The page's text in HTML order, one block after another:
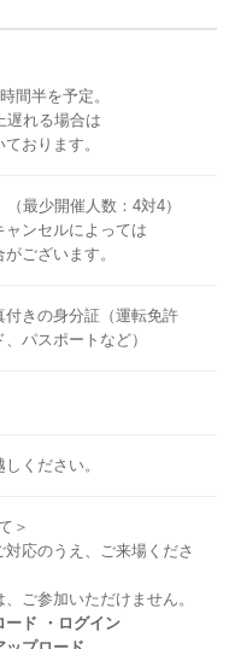
間半を予定。
遅れる場合は
おります。
最少開催人数：4対4）
ンセルによっては
ございます。
付きの身分証（運転免許
パスポートなど）
ください。
＞
応のうえ、ご来場くださ
ご参加いただけません。
ド ・ログイン